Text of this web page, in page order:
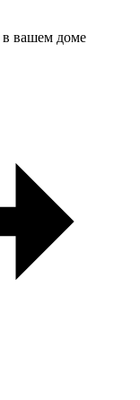
в вашем доме